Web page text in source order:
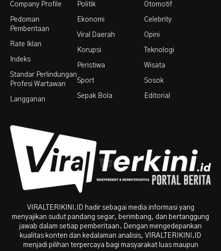
Company Profile
Pedoman
Pemberitaan
Rate Iklan
Indeks
Standar Perlindungan
Profesi Wartawan
Langganan
Politik
Ekonomi
Viral Daerah
Korupsi
Peristiwa
Sport
Sepak Bola
Otomotif
Celebrity
Opini
Teknologi
Wisata
Sosok
Editorial
VIRALTERIKINI.ID hadir sebagai media informasi yang
menyajikan sudut pandang segar, berimbang, dan bertanggung
jawab dalam setiap pemberitaan. Dengan mengedepankan
kualitas konten dan kedalaman analisis, VIRALTERIKINI.ID
menjadi pilihan terpercaya bagi masyarakat luas maupun